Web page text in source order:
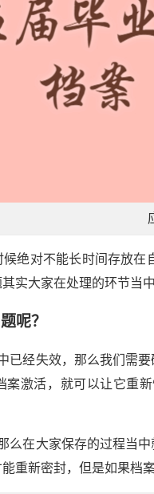
绝对不能长时间存放
实大家在处理的环节当
呢？
已经失效，那么我们需
案激活，就可以让它重
么在大家保存的过程当
重新密封，但是如果档